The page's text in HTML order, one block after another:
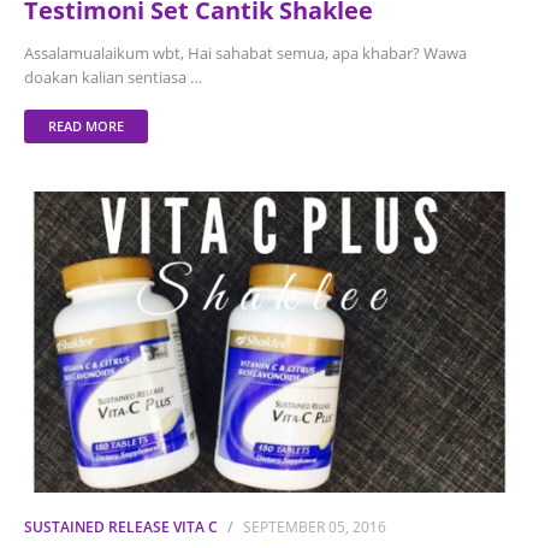
Testimoni Set Cantik Shaklee
Assalamualaikum wbt, Hai sahabat semua, apa khabar? Wawa
doakan kalian sentiasa …
READ MORE
SUSTAINED RELEASE VITA C SEPTEMBER 05, 2016